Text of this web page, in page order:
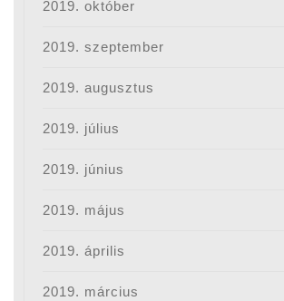
2019. október
2019. szeptember
2019. augusztus
2019. július
2019. június
2019. május
2019. április
2019. március